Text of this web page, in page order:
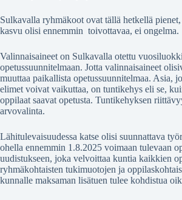
Sulkavalla ryhmäkoot ovat tällä hetkellä
kasvu olisi ennemmin toivottavaa, ei ongelma.
Valinnaisaineet on Sulkavalla otettu
opetussuunnitelmaan. Jotta valinnaisaineet
muuttaa paikallista opetussuunnitelmaa. Asia,
elimet voivat vaikuttaa, on tuntikehys eli se,
oppilaat saavat opetusta. Tuntikehyksen
arvovalinta.
Lähitulevaisuudessa katse olisi suunnattava
ohella ennemmin 1.8.2025 voimaan tulevaan
uudistukseen, joka velvoittaa kuntia kaikkien
ryhmäkohtaisten tukimuotojen ja
kunnalle maksaman lisätuen tulee kohdistua